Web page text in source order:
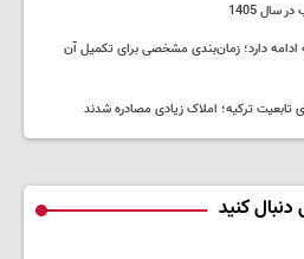
1405
ادامه دارد؛ زمان‌بندی مشخصی برای تکمیل آن
ترکیه؛ املاک زیادی مصادره شدند
کنید